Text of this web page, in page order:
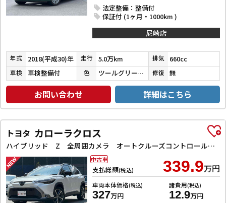
法定整備：整備付
保証付 (1ヶ月・1000km )
尼崎店
年式 2018(平成30)年 走行 5.0万km 排気 660cc
車検 車検整備付 色 ツールグリーンパールメタリック 修復 無
お問い合わせ 詳細はこちら
トヨタ カローラクロス
ハイブリッド Z 全周囲カメラ オートクルーズコントロール レーンアシスト パワーシート 衝突被害軽減システム ナビ TV オートライト LEDヘッドランプ ヘッドライトウォッシャー 電動リアゲート アルミホイール
支払総額(税込) 339.9万円
車両本体価格(税込)
327万円
諸費用(税込)
12.9万円
中古車